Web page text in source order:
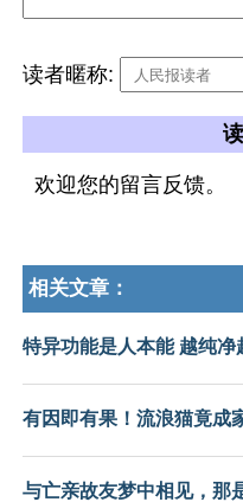
读者暱称:
欢迎您的留言反馈。
相关文章：
特异功能是人本能 越纯净
有因即有果！流浪猫竟成
与亡亲故友梦中相见，那